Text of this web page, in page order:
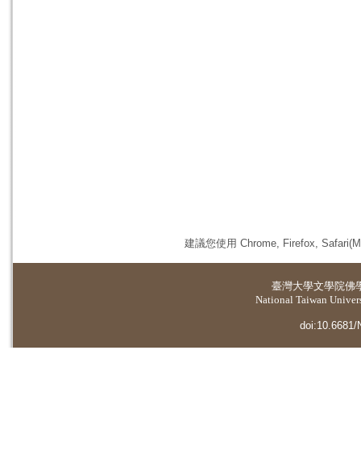
建議您使用 Chrome, Firefox,
臺灣大學文學院佛
National Taiwan
doi:10.6681/